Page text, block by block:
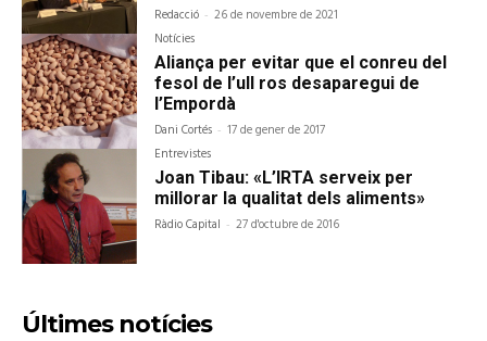
Redacció - 26 de novembre de 2021
Notícies
Aliança per evitar que el conreu del
fesol de l’ull ros desaparegui de
l’Empordà
Dani Cortés - 17 de gener de 2017
Entrevistes
Joan Tibau: «L’IRTA serveix per
millorar la qualitat dels aliments»
Ràdio Capital - 27 d'octubre de 2016
Últimes notícies